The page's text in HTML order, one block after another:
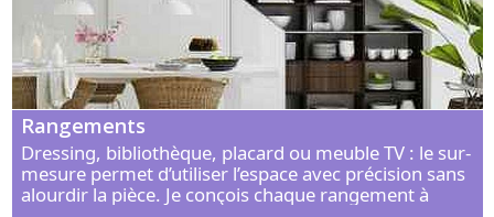
Rangements
Dressing, bibliothèque, placard ou meuble TV : le sur-
mesure permet d’utiliser l’espace avec précision sans
alourdir la pièce. Je conçois chaque rangement à